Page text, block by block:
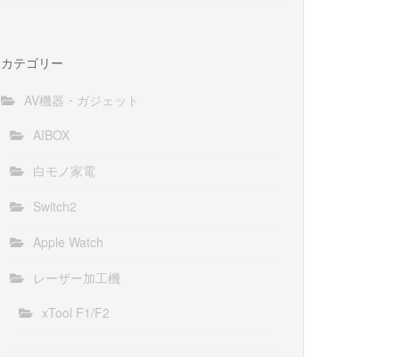
カテゴリー
AV機器・ガジェット
AIBOX
白モノ家電
Switch2
Apple Watch
レーザー加工機
xTool F1/F2